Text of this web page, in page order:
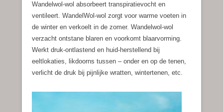
Wandelwol-wol absorbeert transpiratievocht en
ventileert. WandelWol-wol zorgt voor warme voeten in
de winter en verkoelt in de zomer. Wandelwol-wol
verzacht ontstane blaren en voorkomt blaarvorming.
Werkt druk-ontlastend en huid-herstellend bij
eeltlokaties, likdoorns tussen – onder en op de tenen,
verlicht de druk bij pijnlijke wratten, wintertenen, etc.